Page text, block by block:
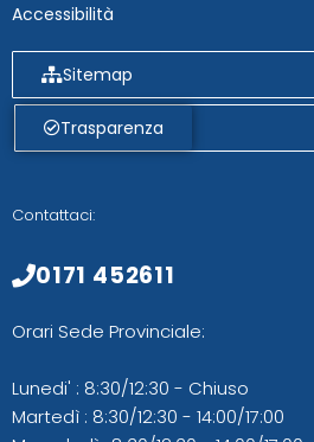
Accessibilità
Sitemap
Trasparenza
Contattaci:
0171 452611
Orari Sede Provinciale:
Lunedi' : 8:30/12:30 - Chiuso
Martedì : 8:30/12:30 - 14:00/17:00